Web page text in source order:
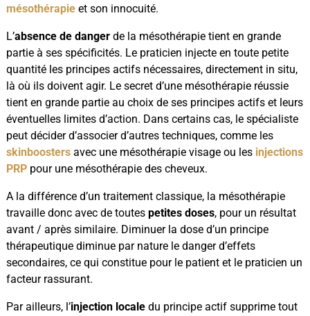
mésothérapieet son innocuité.
L’absence de danger de la mésothérapie tient en grande
partie à ses spécificités. Le praticien injecte en toute petite
quantité les principes actifs nécessaires, directement in situ,
là où ils doivent agir. Le secret d’une mésothérapie réussie
tient en grande partie au choix de ses principes actifs et leurs
éventuelles limites d’action. Dans certains cas, le spécialiste
peut décider d’associer d’autres techniques, comme les
skinboostersavec une mésothérapie visage ou lesinjections
PRPpour une mésothérapie des cheveux.
A la différence d’un traitement classique, la mésothérapie
travaille donc avec de toutes petites doses, pour un résultat
avant / après similaire. Diminuer la dose d’un principe
thérapeutique diminue par nature le danger d’effets
secondaires, ce qui constitue pour le patient et le praticien un
facteur rassurant.
Par ailleurs, l’injection localedu principe actif supprime tout